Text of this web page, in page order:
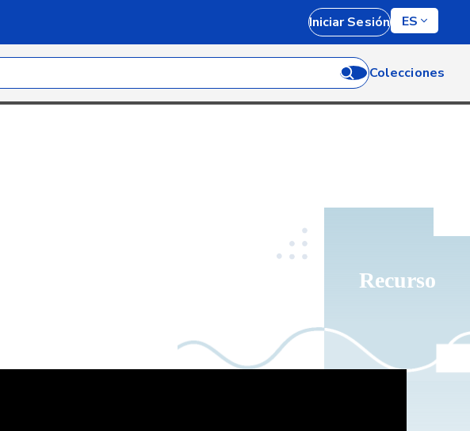
Iniciar Sesión ES
Colecciones
Recurso